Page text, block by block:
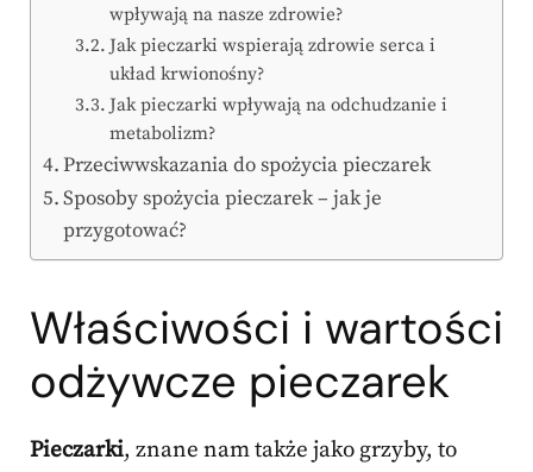
wpływają na nasze zdrowie?
Jak pieczarki wspierają zdrowie serca i
układ krwionośny?
Jak pieczarki wpływają na odchudzanie i
metabolizm?
Przeciwwskazania do spożycia pieczarek
Sposoby spożycia pieczarek – jak je
przygotować?
Właściwości i wartości
odżywcze pieczarek
Pieczarki, znane nam także jako grzyby, to